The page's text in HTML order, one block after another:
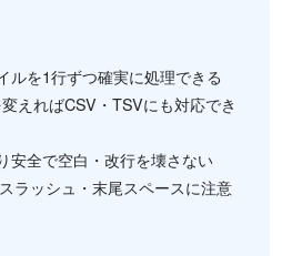
ルを1行ずつ確実に処理できる
えればCSV・TSVにも対応でき
安全で空白・改行を壊さない
ラッシュ・末尾スペースに注意